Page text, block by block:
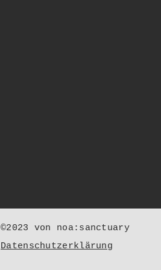
©2023 von noa:sanctuary
Datenschutzerklärung